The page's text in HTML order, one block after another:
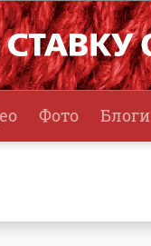
Фото Блоги